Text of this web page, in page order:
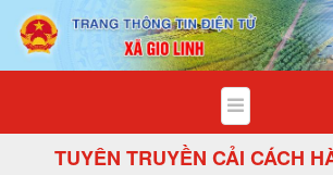
Tuyên truyền cải cách
TUYÊN TRUYỀN CẢI CÁCH